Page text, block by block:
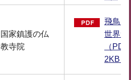
国家鎮護の仏
教寺院
飛鳥
世界遺
（
2KB）